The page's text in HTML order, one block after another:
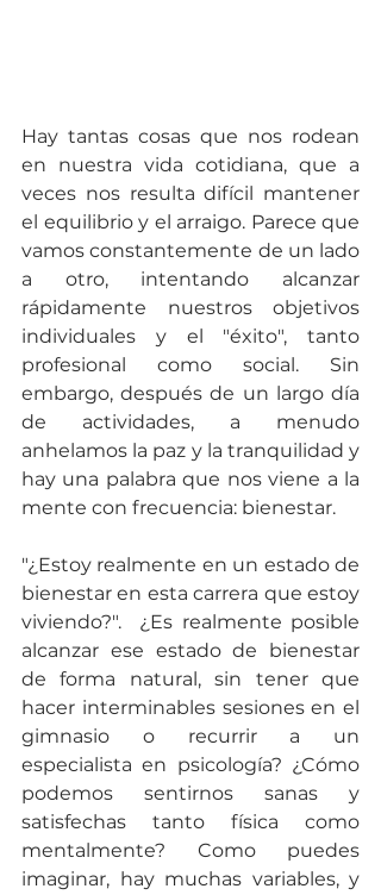
Hay tantas cosas que nos rodean
en nuestra vida cotidiana, que a
veces nos resulta difícil mantener
el equilibrio y el arraigo. Parece que
vamos constantemente de un lado
a otro, intentando alcanzar
rápidamente nuestros objetivos
individuales y el "éxito", tanto
profesional como social. Sin
embargo, después de un largo día
de actividades, a menudo
anhelamos la paz y la tranquilidad y
hay una palabra que nos viene a la
mente con frecuencia: bienestar.
"¿Estoy realmente en un estado de
bienestar en esta carrera que estoy
viviendo?".  ¿Es realmente posible
alcanzar ese estado de bienestar
de forma natural, sin tener que
hacer interminables sesiones en el
gimnasio o recurrir a un
especialista en psicología? ¿Cómo
podemos sentirnos sanas y
satisfechas tanto física como
mentalmente? Como puedes
imaginar, hay muchas variables, y